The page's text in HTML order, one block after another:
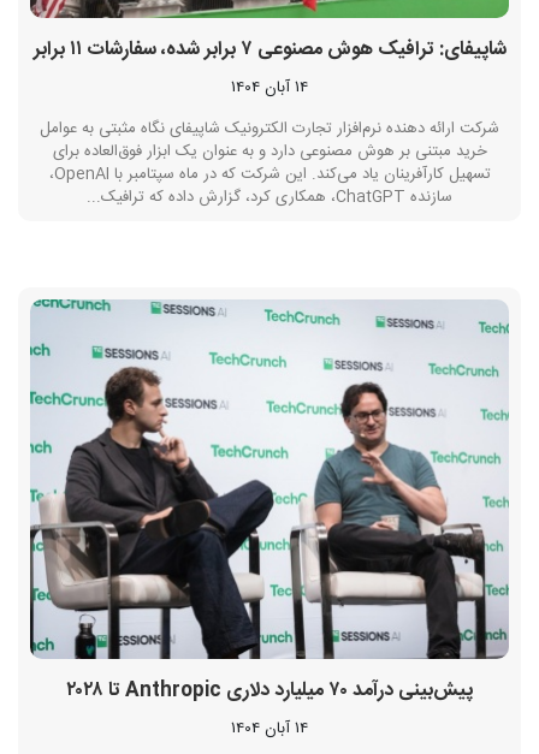
شاپیفای: ترافیک هوش مصنوعی ۷ برابر شده، سفارشات ۱۱ برابر
14 آبان 1404
شرکت ارائه دهنده نرم‌افزار تجارت الکترونیک شاپیفای نگاه مثبتی به عوامل
خرید مبتنی بر هوش مصنوعی دارد و به عنوان یک ابزار فوق‌العاده برای
تسهیل کارآفرینان یاد می‌کند. این شرکت که در ماه سپتامبر با OpenAI،
سازنده ChatGPT، همکاری کرد، گزارش داده که ترافیک...
پیش‌بینی درآمد ۷۰ میلیارد دلاری Anthropic تا ۲۰۲۸
14 آبان 1404